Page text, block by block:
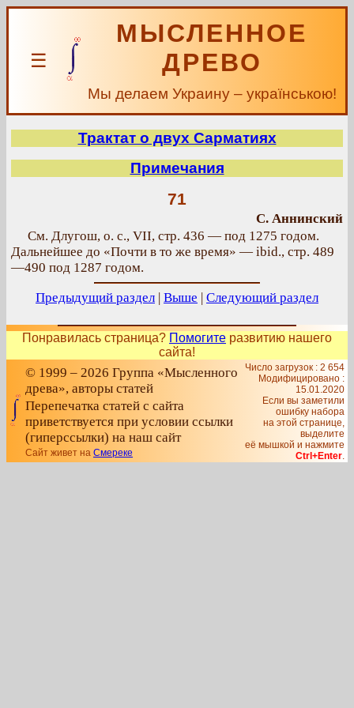
☰
МЫСЛЕННОЕ
ДРЕВО
Мы делаем Украину – українською!
Трактат о двух Сарматиях
Примечания
71
С. Аннинский
См. Длугош, о. с., VII, стр. 436 — под 1275 годом.
Дальнейшее до «Почти в то же время» — ibid., стр. 489
—490 под 1287 годом.
Предыдущий раздел | Выше | Следующий раздел
Понравилась страница? Помогите развитию нашего
сайта!
© 1999 – 2026 Группа «Мысленного
древа», авторы статей
Перепечатка статей с сайта
приветствуется при условии ссылки
(гиперссылки) на наш сайт
Сайт живет на Смереке
Число загрузок : 2 654
Модифицировано :
15.01.2020
Если вы заметили
ошибку набора
на этой странице,
выделите
её мышкой и нажмите
Ctrl+Enter.